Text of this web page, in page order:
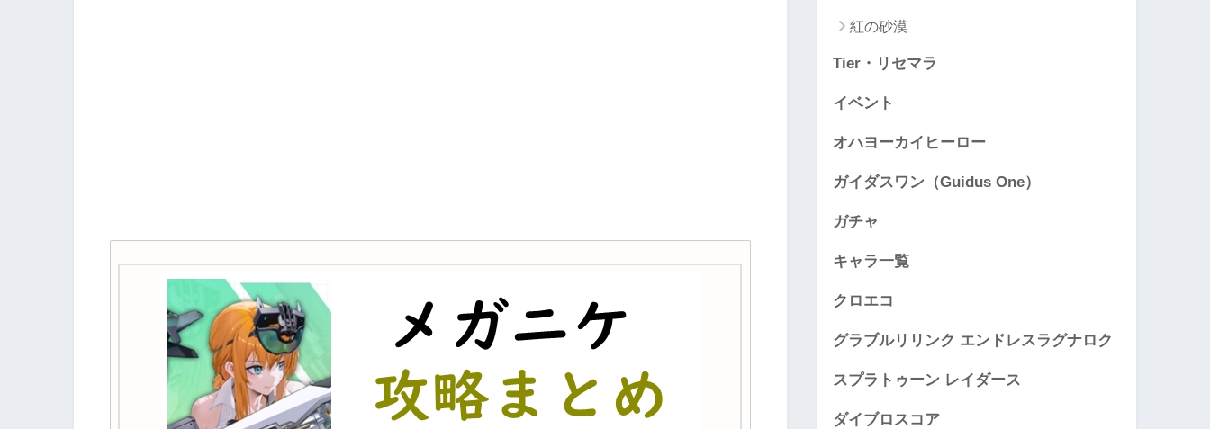
紅の砂漠
Tier・リセマラ
イベント
オハヨーカイヒーロー
ガイダスワン（Guidus One）
ガチャ
キャラ一覧
クロエコ
グラブルリリンク エンドレスラグナロク
スプラトゥーン レイダース
ダイブロスコア